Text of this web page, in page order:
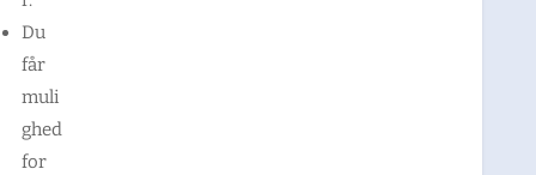
Du
får
muli
ghed
for